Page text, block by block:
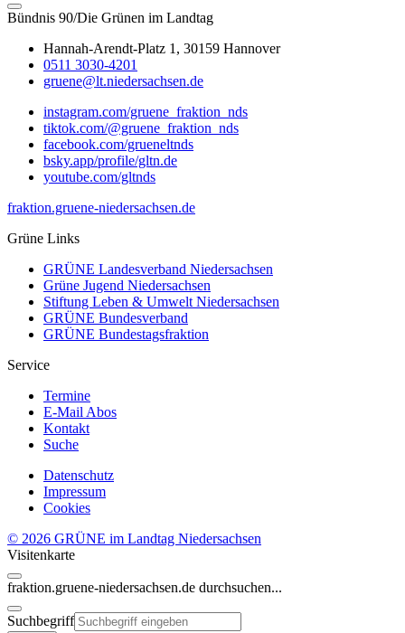
Bündnis 90/Die Grünen im Landtag
Hannah-Arendt-Platz 1, 30159 Hannover
0511 3030-4201
gruene@lt.niedersachsen.de
instagram.com/gruene_fraktion_nds
tiktok.com/@gruene_fraktion_nds
facebook.com/grueneltnds
bsky.app/profile/gltn.de
youtube.com/gltnds
fraktion.gruene-niedersachsen.de
Grüne Links
GRÜNE Landesverband Niedersachsen
Grüne Jugend Niedersachsen
Stiftung Leben & Umwelt Niedersachsen
GRÜNE Bundesverband
GRÜNE Bundestagsfraktion
Service
Termine
E-Mail Abos
Kontakt
Suche
Datenschutz
Impressum
Cookies
© 2026 GRÜNE im Landtag Niedersachsen
Visitenkarte
fraktion.gruene-niedersachsen.de durchsuchen...
Suchbegriff